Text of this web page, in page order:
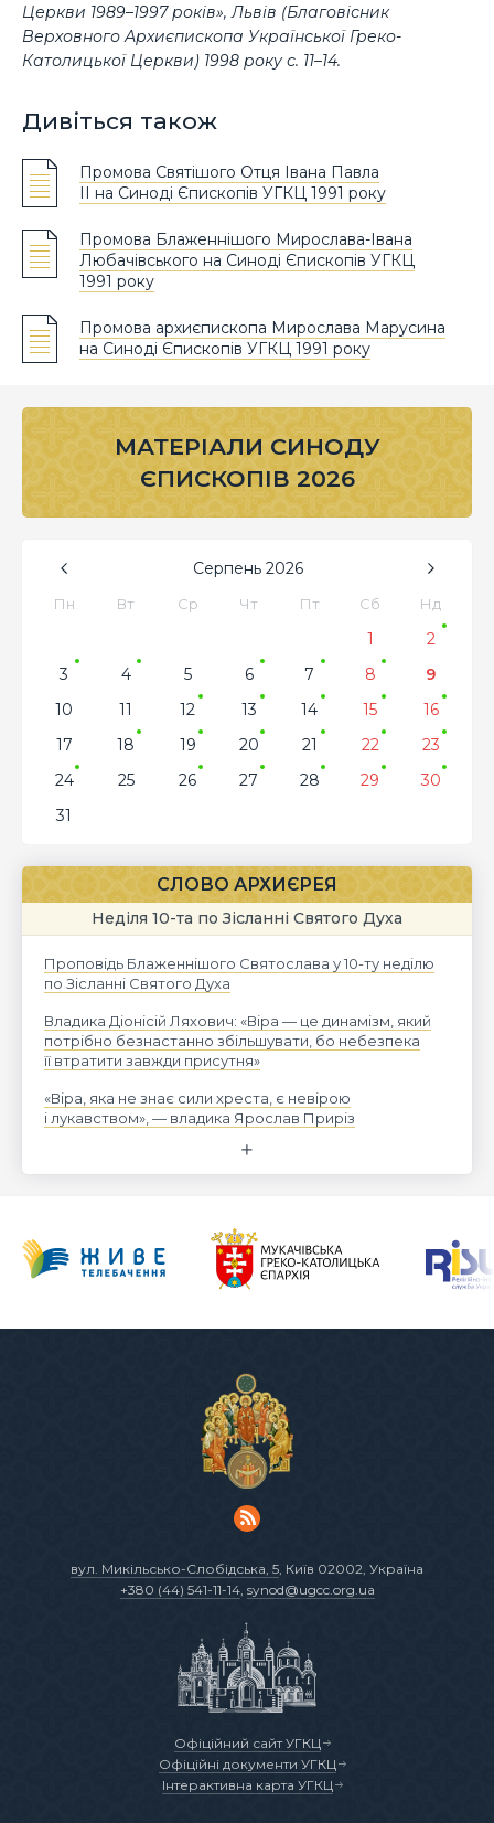
Церкви 1989–1997 років», Львів (Благовісник
Верховного Архиєпископа Української Греко-
Католицької Церкви) 1998 року с. 11–14.
Дивіться також
Промова Святішого Отця Івана Павла
ІІ на Синоді Єпископів УГКЦ 1991 року
Промова Блаженнішого Мирослава-Івана
Любачівського на Синоді Єпископів УГКЦ
1991 року
Промова архиєпископа Мирослава Марусина
на Синоді Єпископів УГКЦ 1991 року
МАТЕРІАЛИ СИНОДУ
ЄПИСКОПІВ 2026
Серпень 2026
Пн Вт Ср Чт Пт Сб Нд
1
2
3
4 5 6 7 8
9
10
11 12 13 14 15
16
17
18 19 20 21 22
23
24
25 26 27 28 29
30
31
СЛОВО АРХИЄРЕЯ
Неділя 10-та по Зісланні Святого Духа
Проповідь Блаженнішого Святослава у 10-ту неділю
по Зісланні Святого Духа
Владика Діонісій Ляхович: «Віра — це динамізм, який
потрібно безнастанно збільшувати, бо небезпека
її втратити завжди присутня»
«Віра, яка не знає сили хреста, є невірою
і лукавством», — владика Ярослав Приріз
вул. Микільсько-Слобідська, 5, Київ 02002, Україна
+380 (44) 541-11-14, synod@ugcc.org.ua
Офіційний сайт УГКЦ
Офіційні документи УГКЦ
Інтерактивна карта УГКЦ